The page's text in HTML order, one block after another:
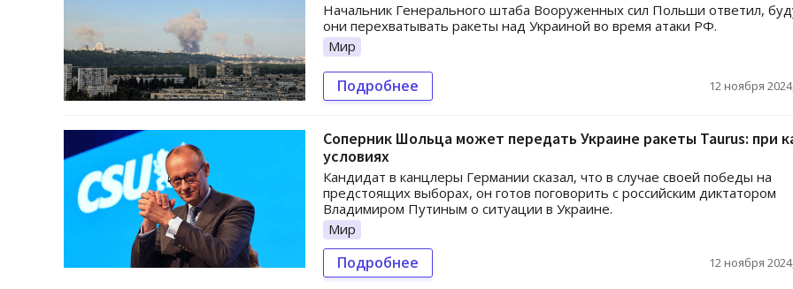
Начальник Генерального штаба Вооруженных сил Польши ответил,
они перехватывать ракеты над Украиной во время атаки РФ.
Мир
Подробнее 12 ноября
Соперник Шольца может передать Украине ракеты Taurus: при
условиях
Кандидат в канцлеры Германии сказал, что в случае своей победы на
предстоящих выборах, он готов поговорить с российским диктатором
Владимиром Путиным о ситуации в Украине.
Мир
Подробнее 12 ноября